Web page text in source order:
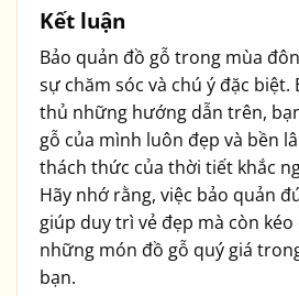
Kết luận
Bảo quản đồ gỗ trong mùa
sự chăm sóc và chú ý đặc biệt.
thủ những hướng dẫn trên,
gỗ của mình luôn đẹp và bền
thách thức của thời tiết khắc
Hãy nhớ rằng, việc bảo quản
giúp duy trì vẻ đẹp mà còn
những món đồ gỗ quý giá
bạn.